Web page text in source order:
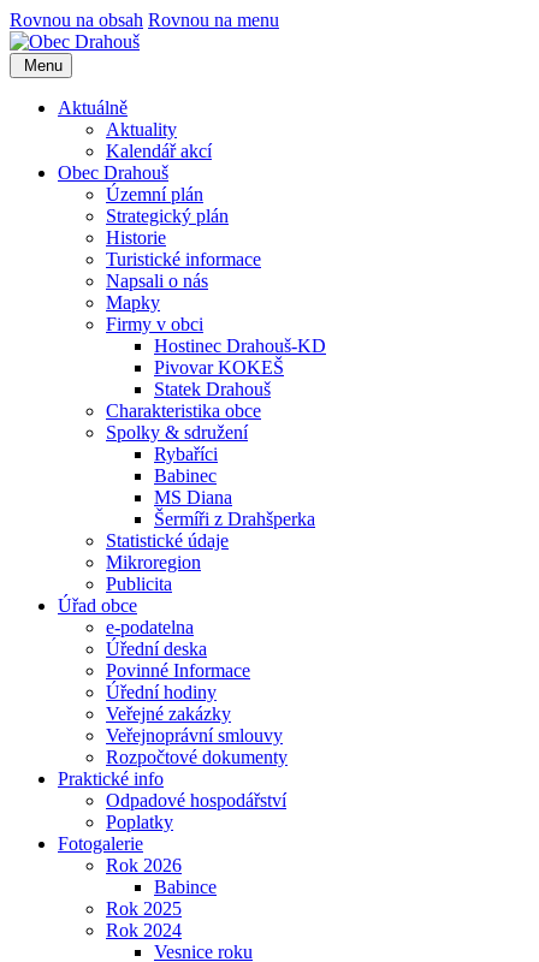
Rovnou na obsah Rovnou na menu
Menu
Aktuálně
Aktuality
Kalendář akcí
Obec Drahouš
Územní plán
Strategický plán
Historie
Turistické informace
Napsali o nás
Mapky
Firmy v obci
Hostinec Drahouš-KD
Pivovar KOKEŠ
Statek Drahouš
Charakteristika obce
Spolky & sdružení
Rybaříci
Babinec
MS Diana
Šermíři z Drahšperka
Statistické údaje
Mikroregion
Publicita
Úřad obce
e-podatelna
Úřední deska
Povinné Informace
Úřední hodiny
Veřejné zakázky
Veřejnoprávní smlouvy
Rozpočtové dokumenty
Praktické info
Odpadové hospodářství
Poplatky
Fotogalerie
Rok 2026
Babince
Rok 2025
Rok 2024
Vesnice roku